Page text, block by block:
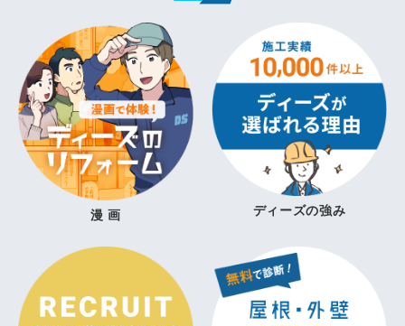
漫 画 ディーズの強み